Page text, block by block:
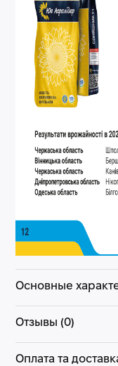
Основные
Отзывы (0)
Оплата та